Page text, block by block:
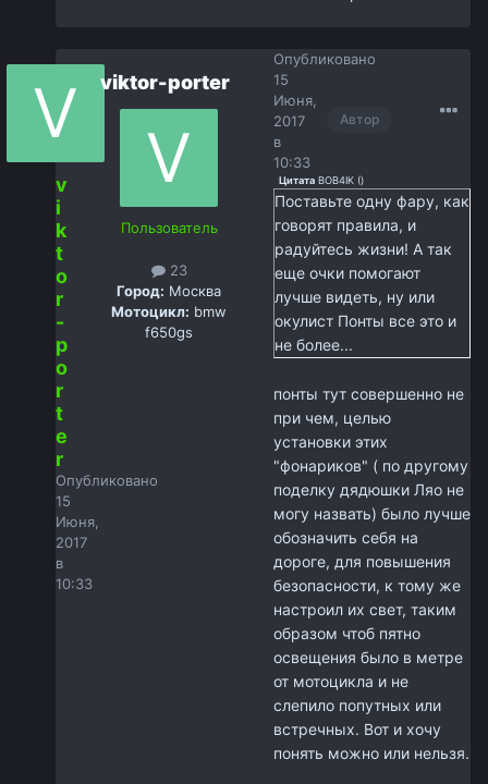
v
i
k
t
o
r
-
p
o
r
t
e
r
Опубликовано
15
Июня,
2017
в
10:33
viktor-porter
Пользователь
23
Город: Москва
Мотоцикл: bmw
f650gs
Автор
Опубликовано
15
Июня,
2017
в
10:33
Цитата BOB4IK ()
Поставьте одну фару, как
говорят правила, и
радуйтесь жизни! А так
еще очки помогают
лучше видеть, ну или
окулист Понты все это и
не более...
понты тут совершенно не
при чем, целью
установки этих
"фонариков" ( по другому
поделку дядюшки Ляо не
могу назвать) было лучше
обозначить себя на
дороге, для повышения
безопасности, к тому же
настроил их свет, таким
образом чтоб пятно
освещения было в метре
от мотоцикла и не
слепило попутных или
встречных. Вот и хочу
понять можно или нельзя.